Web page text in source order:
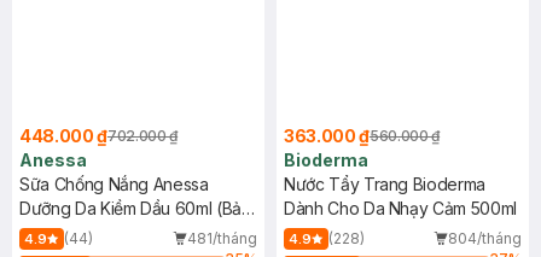
448.000 ₫702.000 ₫
Anessa
Sữa Chống Nắng Anessa
Dưỡng Da Kiềm Dầu 60ml (Bản
Mới)
4.9 (44)
481/tháng
363.000 ₫560.000 ₫
Bioderma
Nước Tẩy Trang Bioderma
Dành Cho Da Nhạy Cảm 500ml
4.9 (228)
804/tháng